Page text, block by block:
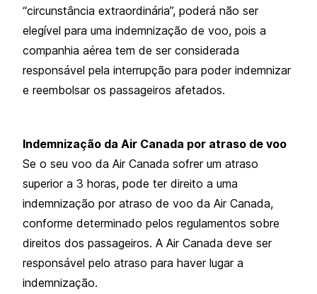
“circunstância extraordinária”, poderá não ser
elegível para uma indemnização de voo, pois a
companhia aérea tem de ser considerada
responsável pela interrupção para poder indemnizar
e reembolsar os passageiros afetados.
Indemnização da Air Canada por atraso de voo
Se o seu voo da Air Canada sofrer um atraso
superior a 3 horas, pode ter direito a uma
indemnização por atraso de voo da Air Canada,
conforme determinado pelos regulamentos sobre
direitos dos passageiros. A Air Canada deve ser
responsável pelo atraso para haver lugar a
indemnização.